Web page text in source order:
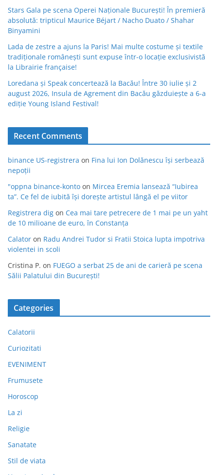
Stars Gala pe scena Operei Naționale București! În premieră
absolută: tripticul Maurice Béjart / Nacho Duato / Shahar
Binyamini
Lada de zestre a ajuns la Paris! Mai multe costume și textile
tradiționale românești sunt expuse într-o locație exclusivistă
la Librairie française!
Loredana și Speak concertează la Bacău! Între 30 iulie și 2
august 2026, Insula de Agrement din Bacău găzduiește a 6-a
ediție Young Island Festival!
Recent Comments
binance US-registrera on Fina lui Ion Dolănescu își serbează
nepoții
"oppna binance-konto on Mircea Eremia lansează “Iubirea
ta”. Ce fel de iubită își dorește artistul lângă el pe viitor
Registrera dig on Cea mai tare petrecere de 1 mai pe un yaht
de 10 milioane de euro, în Constanța
Calator on Radu Andrei Tudor si Fratii Stoica lupta impotriva
violentei in scoli
Cristina P. on FUEGO a serbat 25 de ani de carieră pe scena
Sălii Palatului din București!
Categories
Calatorii
Curiozitati
EVENIMENT
Frumusete
Horoscop
La zi
Religie
Sanatate
Stil de viata